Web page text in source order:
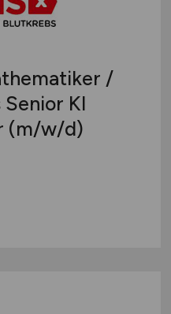
/
KI
(m/w/d)